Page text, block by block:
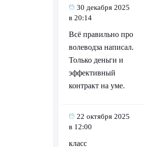
30 декабря 2025
в 20:14
Всё правильно про
волеводза написал.
Только деньги и
эффективный
контракт на уме.
22 октября 2025
в 12:00
класс